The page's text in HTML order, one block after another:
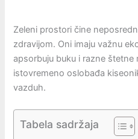
Zeleni prostori čine
zdravijom. Oni imaju važnu
apsorbuju buku i razne štetne
istovremeno oslobađa
vazduh.
Tabela sadržaja